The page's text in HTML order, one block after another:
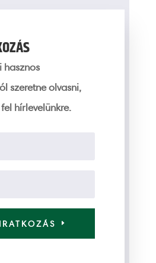
hasznos
szeretne olvasni,
hírlevelünkre.